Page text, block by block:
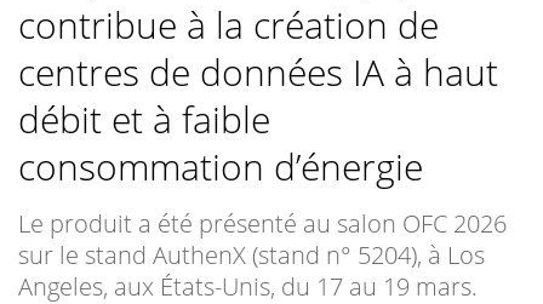
contribue à la création de
centres de données IA à haut
débit et à faible
consommation d’énergie
Le produit a été présenté au salon OFC 2026
sur le stand AuthenX (stand n° 5204), à Los
Angeles, aux États-Unis, du 17 au 19 mars.